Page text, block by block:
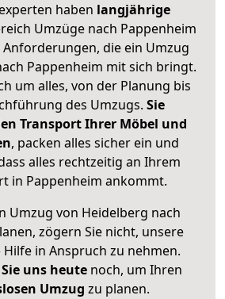
haben langjährige
Umzüge nach Pappenheim
die ein Umzug
Pappenheim mit sich bringt.
um alles, von der Planung bis
des Umzugs. Sie
Transport Ihrer Möbel und
, packen alles sicher ein und
alles rechtzeitig an Ihrem
in Pappenheim ankommt.
Umzug von Heidelberg nach
zögern Sie nicht, unsere
in Anspruch zu nehmen.
uns heutenoch, um Ihren
Umzug zu planen.